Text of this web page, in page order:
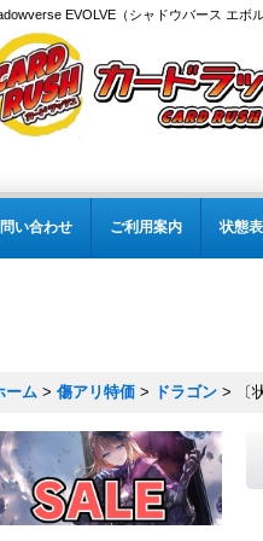
EVOLVE（シャドウバース エボ
問い合わせ ご利用案内 状態
ーム > 傷アリ特価 > ドラゴン >